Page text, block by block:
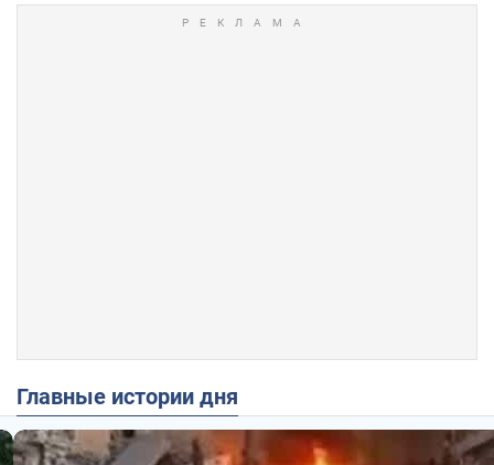
Главные истории дня